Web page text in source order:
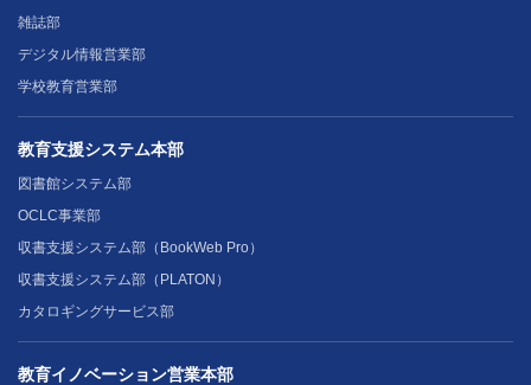
雑誌部
デジタル情報営業部
学校教育営業部
教育支援システム本部
図書館システム部
OCLC事業部
収書支援システム部（BookWeb Pro）
収書支援システム部（PLATON）
カタロギングサービス部
教育イノベーション営業本部